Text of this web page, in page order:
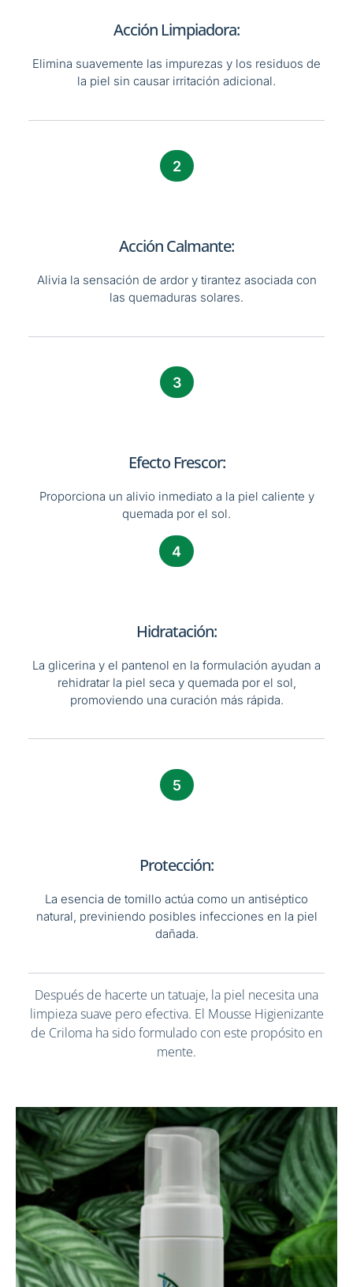
Acción Limpiadora:
Elimina suavemente las impurezas y los residuos de
la piel sin causar irritación adicional.
2
Acción Calmante:
Alivia la sensación de ardor y tirantez asociada con
las quemaduras solares.
3
Efecto Frescor:
Proporciona un alivio inmediato a la piel caliente y
quemada por el sol.
4
Hidratación:
La glicerina y el pantenol en la formulación ayudan a
rehidratar la piel seca y quemada por el sol,
promoviendo una curación más rápida.
5
Protección:
La esencia de tomillo actúa como un antiséptico
natural, previniendo posibles infecciones en la piel
dañada.
Después de hacerte un tatuaje, la piel necesita una
limpieza suave pero efectiva. El Mousse Higienizante
de Criloma ha sido formulado con este propósito en
mente.